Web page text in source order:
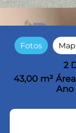
Fotos
2
43,00 m²
Ano